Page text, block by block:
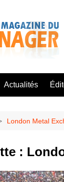
Actualités
London Metal
: